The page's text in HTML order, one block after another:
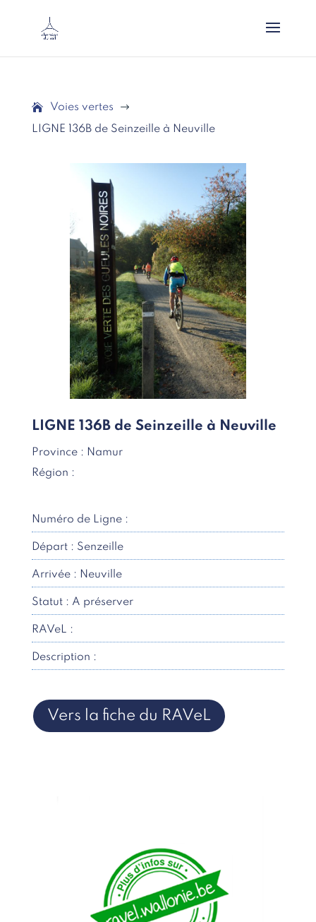
Voies vertes
$
LIGNE 136B de Seinzeille à Neuville
LIGNE 136B de Seinzeille à Neuville
Province : Namur
Région :
Numéro de Ligne :
Départ : Senzeille
Arrivée : Neuville
Statut : A préserver
RAVeL :
Description :
Vers la fiche du RAVeL